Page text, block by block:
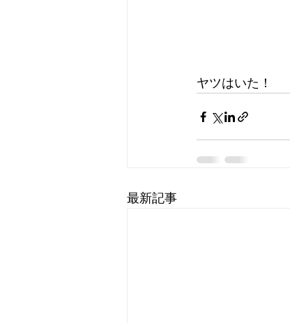
ヤツはいた！
最新記事